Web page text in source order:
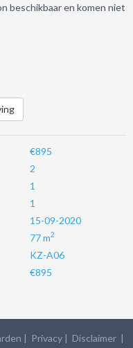
beschikbaar en komen niet
€895
2
1
1
15-09-2020
77 m2
KZ-A06
€895
| Privacy| Disclaimer |